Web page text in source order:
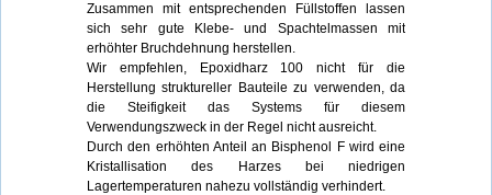
Zusammen mit entsprechenden Füllstoffen lassen
sich sehr gute Klebe- und Spachtelmassen mit
erhöhter Bruchdehnung herstellen.
Wir empfehlen, Epoxidharz 100 nicht für die
Herstellung struktureller Bauteile zu verwenden, da
die Steifigkeit das Systems für diesem
Verwendungszweck in der Regel nicht ausreicht.
Durch den erhöhten Anteil an Bisphenol F wird eine
Kristallisation des Harzes bei niedrigen
Lagertemperaturen nahezu vollständig verhindert.